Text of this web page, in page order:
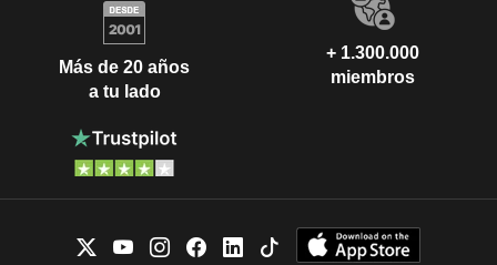
Más de 20 años
a tu lado
+ 1.300.000
miembros